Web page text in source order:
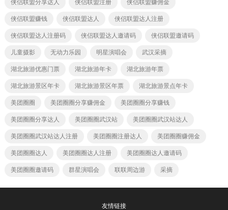
侠侣联盟分享达人 侠侣联盟注册 侠侣联盟赚佣金
侠侣联盟赚钱 侠侣联盟达人 侠侣联盟达人注册
侠侣联盟达人注册码 侠侣联盟达人邀请码 侠侣联盟邀请码
儿童摄影 无动力乐园 明星演唱会 武汉采摘
湖北旅游优惠门票 湖北旅游年卡 湖北旅游年票
湖北旅游景区年卡 湖北旅游景区年票 湖北旅游景点年卡
美团圈圈 美团圈圈分享赚佣金 美团圈圈分享赚钱
美团圈圈分享达人 美团圈圈武汉站 美团圈圈武汉站达人
美团圈圈武汉站达人注册 美团圈圈注册达人 美团圈圈赚佣金
美团圈圈达人 美团圈圈达人注册 美团圈圈达人邀请码
美团圈圈邀请码 群星演唱会 联联周边游 采摘
友情链接